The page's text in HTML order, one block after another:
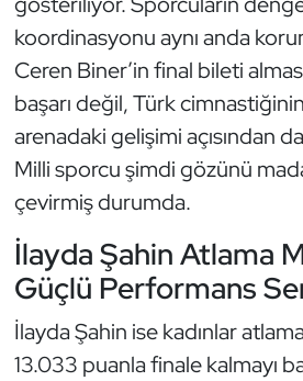
koordinasyonu aynı anda
Ceren Biner’in final bileti
başarı değil, Türk
arenadaki gelişimi açısından
Milli sporcu şimdi gözünü
çevirmiş durumda.
İlayda Şahin Atlama
Güçlü Performans
İlayda Şahin ise kadınlar
13.033 puanla finale kalmayı
Motor Sporları
Muay Thai
Okçuluk
Optimist
Özel Sporcular
Paralimpik